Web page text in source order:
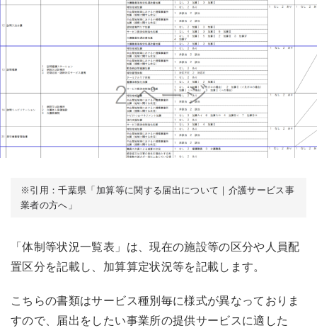
※引用：千葉県「加算等に関する届出について｜介護サービス事
業者の方へ」
「体制等状況一覧表」は、現在の施設等の区分や人員配
置区分を記載し、加算算定状況等を記載します。
こちらの書類はサービス種別毎に様式が異なっておりま
すので、届出をしたい事業所の提供サービスに適した